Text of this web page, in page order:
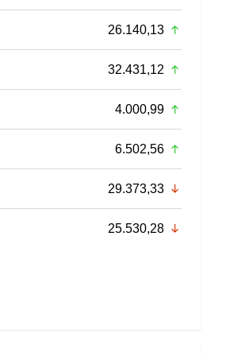
26.140,13
32.431,12
4.000,99
6.502,56
29.373,33
25.530,28